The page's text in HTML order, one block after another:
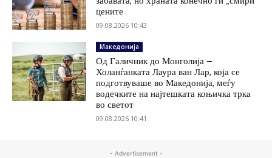
цените
09.08.2026 10:43
Македонија
Од Галичник до Монголија –
Холанѓанката Лаура ван Лар, која се
подготвуваше во Македонија, меѓу
водечките на најтешката коњичка трка
во светот
09.08.2026 10:41
- Advertisement -